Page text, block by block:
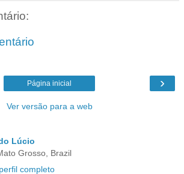
›
Página inicial
Ver versão para a web
Lúcio
Grosso, Brazil
completo